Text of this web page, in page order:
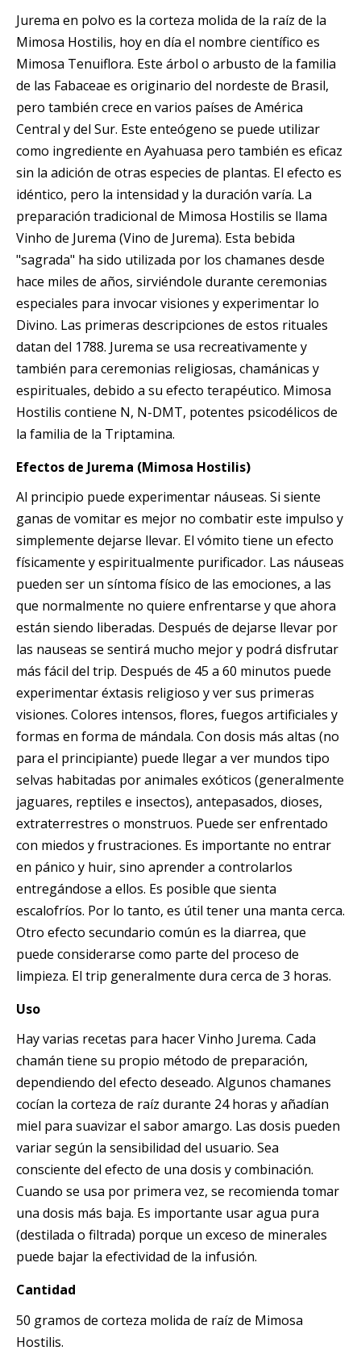
Jurema en polvo es la corteza molida de la raíz de la
Mimosa Hostilis, hoy en día el nombre científico es
Mimosa Tenuiflora. Este árbol o arbusto de la familia
de las Fabaceae es originario del nordeste de Brasil,
pero también crece en varios países de América
Central y del Sur. Este enteógeno se puede utilizar
como ingrediente en Ayahuasa pero también es eficaz
sin la adición de otras especies de plantas. El efecto es
idéntico, pero la intensidad y la duración varía. La
preparación tradicional de Mimosa Hostilis se llama
Vinho de Jurema (Vino de Jurema). Esta bebida
"sagrada" ha sido utilizada por los chamanes desde
hace miles de años, sirviéndole durante ceremonias
especiales para invocar visiones y experimentar lo
Divino. Las primeras descripciones de estos rituales
datan del 1788. Jurema se usa recreativamente y
también para ceremonias religiosas, chamánicas y
espirituales, debido a su efecto terapéutico. Mimosa
Hostilis contiene N, N-DMT, potentes psicodélicos de
la familia de la Triptamina.
Efectos de Jurema (Mimosa Hostilis)
Al principio puede experimentar náuseas. Si siente
ganas de vomitar es mejor no combatir este impulso y
simplemente dejarse llevar. El vómito tiene un efecto
físicamente y espiritualmente purificador. Las náuseas
pueden ser un síntoma físico de las emociones, a las
que normalmente no quiere enfrentarse y que ahora
están siendo liberadas. Después de dejarse llevar por
las nauseas se sentirá mucho mejor y podrá disfrutar
más fácil del trip. Después de 45 a 60 minutos puede
experimentar éxtasis religioso y ver sus primeras
visiones. Colores intensos, flores, fuegos artificiales y
formas en forma de mándala. Con dosis más altas (no
para el principiante) puede llegar a ver mundos tipo
selvas habitadas por animales exóticos (generalmente
jaguares, reptiles e insectos), antepasados, dioses,
extraterrestres o monstruos. Puede ser enfrentado
con miedos y frustraciones. Es importante no entrar
en pánico y huir, sino aprender a controlarlos
entregándose a ellos. Es posible que sienta
escalofríos. Por lo tanto, es útil tener una manta cerca.
Otro efecto secundario común es la diarrea, que
puede considerarse como parte del proceso de
limpieza. El trip generalmente dura cerca de 3 horas.
Uso
Hay varias recetas para hacer Vinho Jurema. Cada
chamán tiene su propio método de preparación,
dependiendo del efecto deseado. Algunos chamanes
cocían la corteza de raíz durante 24 horas y añadían
miel para suavizar el sabor amargo. Las dosis pueden
variar según la sensibilidad del usuario. Sea
consciente del efecto de una dosis y combinación.
Cuando se usa por primera vez, se recomienda tomar
una dosis más baja. Es importante usar agua pura
(destilada o filtrada) porque un exceso de minerales
puede bajar la efectividad de la infusión.
Cantidad
50 gramos de corteza molida de raíz de Mimosa
Hostilis.